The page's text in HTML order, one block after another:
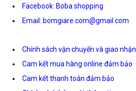
Facebook: Boba shopping
Email: bomgiare.com@gmail.com
Chính sách vận chuyển và giao nhận
Cam kết mua hàng online đảm bảo
Cam kết thanh toán đảm bảo